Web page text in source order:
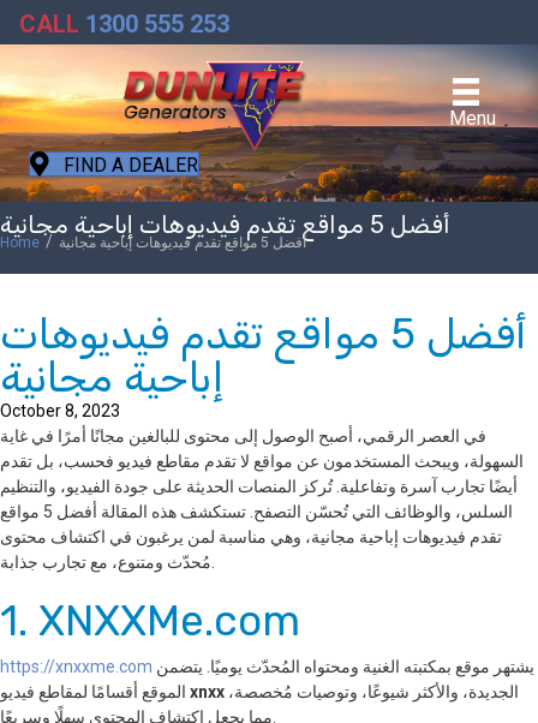
CALL 1300 555 253
Menu
FIND A DEALER
أفضل 5 مواقع تقدم فيديوهات إباحية مجانية
Home / أفضل 5 مواقع تقدم فيديوهات إباحية مجانية
أفضل 5 مواقع تقدم فيديوهات
إباحية مجانية
October 8, 2023
في العصر الرقمي، أصبح الوصول إلى محتوى للبالغين مجانًا أمرًا في غاية
السهولة، ويبحث المستخدمون عن مواقع لا تقدم مقاطع فيديو فحسب، بل تقدم
أيضًا تجارب آسرة وتفاعلية. تُركز المنصات الحديثة على جودة الفيديو، والتنظيم
السلس، والوظائف التي تُحسّن التصفح. تستكشف هذه المقالة أفضل 5 مواقع
تقدم فيديوهات إباحية مجانية، وهي مناسبة لمن يرغبون في اكتشاف محتوى
1. XNXXMe.com
https://xnxxme.com
xnxx